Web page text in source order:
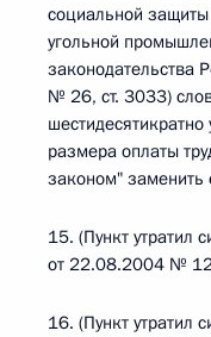
социальной
угольной
законодательства
№ 26, ст. 3033)
размера оплаты
законом"
15. (Пункт утратил
от 22.08.2004 №
16. (Пункт утратил